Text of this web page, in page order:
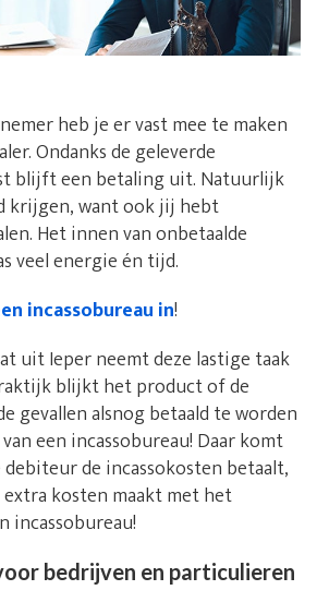
heb je er vast mee te maken
Ondanks de geleverde
blijft een betaling uit. Natuurlijk
krijgen, want ook jij hebt
Het innen van onbetaalde
veel energie én tijd.
incassobureau in!
uit Ieper neemt deze lastige taak
blijkt het product of de
gevallen alsnog betaald te worden
een incassobureau! Daar komt
de incassokosten betaalt,
kosten maakt met het
incassobureau!
bedrijven en particulieren